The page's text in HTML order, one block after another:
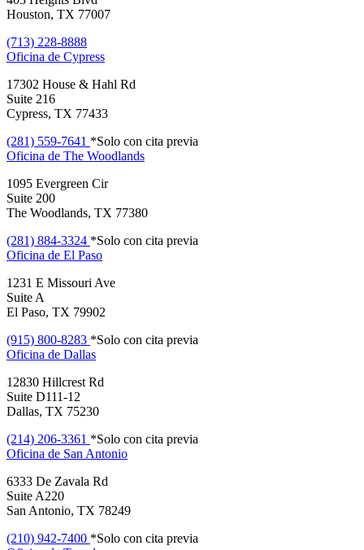
Houston, TX 77007
(713) 228-8888
Oficina de Cypress
17302 House & Hahl Rd
Suite 216
Cypress, TX 77433
(281) 559-7641 *Solo con cita previa
Oficina de The Woodlands
1095 Evergreen Cir
Suite 200
The Woodlands, TX 77380
(281) 884-3324 *Solo con cita previa
Oficina de El Paso
1231 E Missouri Ave
Suite A
El Paso, TX 79902
(915) 800-8283 *Solo con cita previa
Oficina de Dallas
12830 Hillcrest Rd
Suite D111-12
Dallas, TX 75230
(214) 206-3361 *Solo con cita previa
Oficina de San Antonio
6333 De Zavala Rd
Suite A220
San Antonio, TX 78249
(210) 942-7400 *Solo con cita previa